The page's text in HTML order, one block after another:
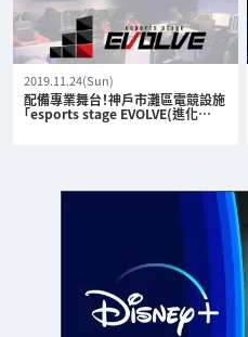
2019.11.24(Sun)
配備專業舞台！神戶市灘區電競設施
「esports stage EVOLVE(進化…